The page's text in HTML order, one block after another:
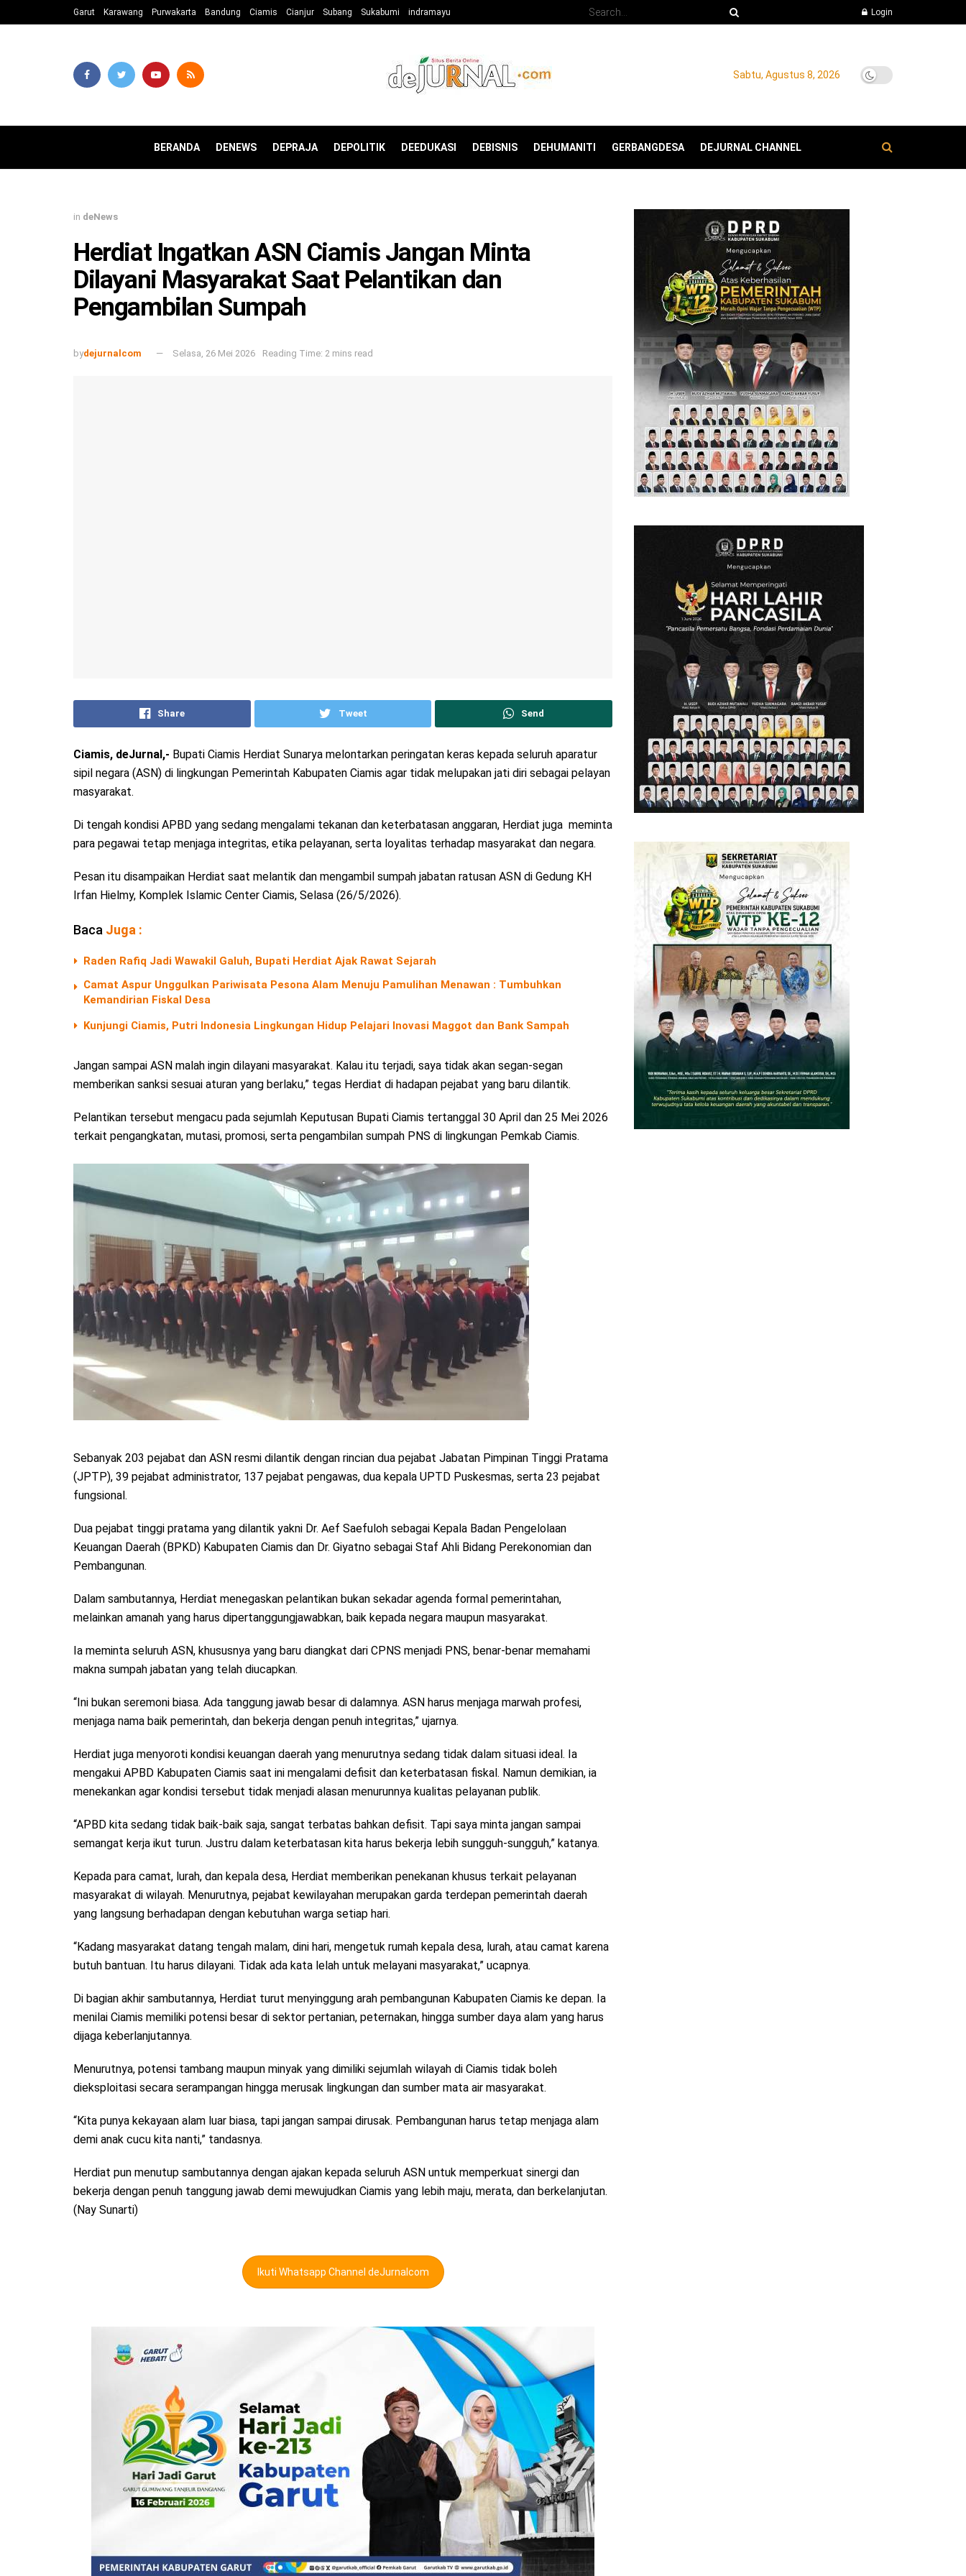
Garut Karawang Purwakarta Bandung Ciamis Cianjur Subang Sukabumi indramayu Login
Sabtu, Agustus 8, 2026
BERANDA DENEWS DEPRAJA DEPOLITIK DEEDUKASI DEBISNIS DEHUMANITI GERBANGDESA DEJURNAL CHANNEL
in deNews
Herdiat Ingatkan ASN Ciamis Jangan Minta
Dilayani Masyarakat Saat Pelantikan dan
Pengambilan Sumpah
bydejurnalcom Selasa, 26 Mei 2026 Reading Time: 2 mins read
Share Tweet Send
Ciamis, deJurnal,- Bupati Ciamis Herdiat Sunarya melontarkan peringatan keras kepada seluruh aparatur
sipil negara (ASN) di lingkungan Pemerintah Kabupaten Ciamis agar tidak melupakan jati diri sebagai pelayan
masyarakat.
Di tengah kondisi APBD yang sedang mengalami tekanan dan keterbatasan anggaran, Herdiat juga meminta
para pegawai tetap menjaga integritas, etika pelayanan, serta loyalitas terhadap masyarakat dan negara.
Pesan itu disampaikan Herdiat saat melantik dan mengambil sumpah jabatan ratusan ASN di Gedung KH
Irfan Hielmy, Komplek Islamic Center Ciamis, Selasa (26/5/2026).
Baca Juga :
Raden Rafiq Jadi Wawakil Galuh, Bupati Herdiat Ajak Rawat Sejarah
Camat Aspur Unggulkan Pariwisata Pesona Alam Menuju Pamulihan Menawan : Tumbuhkan
Kemandirian Fiskal Desa
Kunjungi Ciamis, Putri Indonesia Lingkungan Hidup Pelajari Inovasi Maggot dan Bank Sampah
Jangan sampai ASN malah ingin dilayani masyarakat. Kalau itu terjadi, saya tidak akan segan-segan
memberikan sanksi sesuai aturan yang berlaku,” tegas Herdiat di hadapan pejabat yang baru dilantik.
Pelantikan tersebut mengacu pada sejumlah Keputusan Bupati Ciamis tertanggal 30 April dan 25 Mei 2026
terkait pengangkatan, mutasi, promosi, serta pengambilan sumpah PNS di lingkungan Pemkab Ciamis.
Sebanyak 203 pejabat dan ASN resmi dilantik dengan rincian dua pejabat Jabatan Pimpinan Tinggi Pratama
(JPTP), 39 pejabat administrator, 137 pejabat pengawas, dua kepala UPTD Puskesmas, serta 23 pejabat
fungsional.
Dua pejabat tinggi pratama yang dilantik yakni Dr. Aef Saefuloh sebagai Kepala Badan Pengelolaan
Keuangan Daerah (BPKD) Kabupaten Ciamis dan Dr. Giyatno sebagai Staf Ahli Bidang Perekonomian dan
Pembangunan.
Dalam sambutannya, Herdiat menegaskan pelantikan bukan sekadar agenda formal pemerintahan,
melainkan amanah yang harus dipertanggungjawabkan, baik kepada negara maupun masyarakat.
Ia meminta seluruh ASN, khususnya yang baru diangkat dari CPNS menjadi PNS, benar-benar memahami
makna sumpah jabatan yang telah diucapkan.
“Ini bukan seremoni biasa. Ada tanggung jawab besar di dalamnya. ASN harus menjaga marwah profesi,
menjaga nama baik pemerintah, dan bekerja dengan penuh integritas,” ujarnya.
Herdiat juga menyoroti kondisi keuangan daerah yang menurutnya sedang tidak dalam situasi ideal. Ia
mengakui APBD Kabupaten Ciamis saat ini mengalami defisit dan keterbatasan fiskal. Namun demikian, ia
menekankan agar kondisi tersebut tidak menjadi alasan menurunnya kualitas pelayanan publik.
“APBD kita sedang tidak baik-baik saja, sangat terbatas bahkan defisit. Tapi saya minta jangan sampai
semangat kerja ikut turun. Justru dalam keterbatasan kita harus bekerja lebih sungguh-sungguh,” katanya.
Kepada para camat, lurah, dan kepala desa, Herdiat memberikan penekanan khusus terkait pelayanan
masyarakat di wilayah. Menurutnya, pejabat kewilayahan merupakan garda terdepan pemerintah daerah
yang langsung berhadapan dengan kebutuhan warga setiap hari.
“Kadang masyarakat datang tengah malam, dini hari, mengetuk rumah kepala desa, lurah, atau camat karena
butuh bantuan. Itu harus dilayani. Tidak ada kata lelah untuk melayani masyarakat,” ucapnya.
Di bagian akhir sambutannya, Herdiat turut menyinggung arah pembangunan Kabupaten Ciamis ke depan. Ia
menilai Ciamis memiliki potensi besar di sektor pertanian, peternakan, hingga sumber daya alam yang harus
dijaga keberlanjutannya.
Menurutnya, potensi tambang maupun minyak yang dimiliki sejumlah wilayah di Ciamis tidak boleh
dieksploitasi secara serampangan hingga merusak lingkungan dan sumber mata air masyarakat.
“Kita punya kekayaan alam luar biasa, tapi jangan sampai dirusak. Pembangunan harus tetap menjaga alam
demi anak cucu kita nanti,” tandasnya.
Herdiat pun menutup sambutannya dengan ajakan kepada seluruh ASN untuk memperkuat sinergi dan
bekerja dengan penuh tanggung jawab demi mewujudkan Ciamis yang lebih maju, merata, dan berkelanjutan.
(Nay Sunarti)
Ikuti Whatsapp Channel deJurnalcom